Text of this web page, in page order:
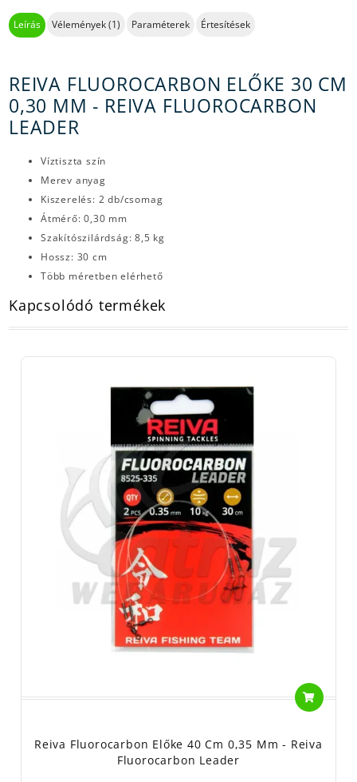
Leírás Vélemények (1) Paraméterek Értesítések
REIVA FLUOROCARBON ELŐKE 30 CM
0,30 MM - REIVA FLUOROCARBON
LEADER
Víztiszta szín
Merev anyag
Kiszerelés: 2 db/csomag
Átmérő: 0,30 mm
Szakítószilárdság: 8,5 kg
Hossz: 30 cm
Több méretben elérhető
Kapcsolódó termékek
Reiva Fluorocarbon Előke 40 Cm 0,35 Mm - Reiva
Fluorocarbon Leader